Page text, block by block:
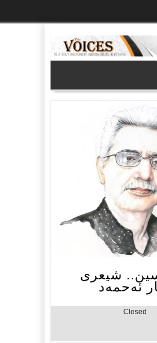
شیعری
ئەحمەد
Closed